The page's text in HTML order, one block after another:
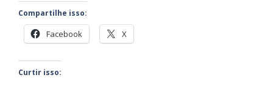
Compartilhe isso:
Facebook X
Curtir isso: